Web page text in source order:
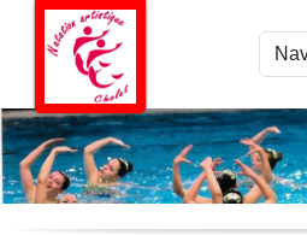
Panneau de gestion des cookies